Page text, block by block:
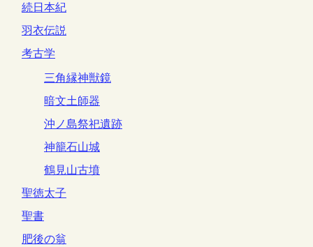
続日本紀
羽衣伝説
考古学
三角縁神獣鏡
暗文土師器
沖ノ島祭祀遺跡
神籠石山城
鶴見山古墳
聖徳太子
聖書
肥後の翁